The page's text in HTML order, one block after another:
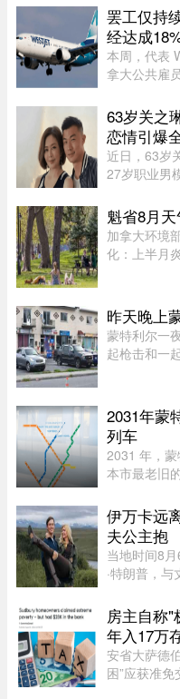
Caroline
合理依据。
罢工仅持
经达成
本周，代表
拿大公共雇
时段津贴"，
餐食和制服
63岁关之
恋情引爆
近日，63岁
27岁职业男
认，作为当
认也不否认
魁省8月
加拿大环境
化：上半月
平，而南部
昨天晚上
蒙特利尔一
起枪击和一
大道发生枪
2031年蒙
列车
2031 年，
本市最老旧
六年后，当
的 Azur 列
伊万卡远
夫公主抱
当地时间8
·特朗普，
密，伊万卡
宛若刚刚订
房主自称
年入17万
安省大萨德
困”应获准